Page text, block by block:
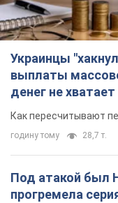
Украинцы
выплаты
денег не хватает
Как пересчитывают
годину тому 28,7 т.
Под атакой был
прогремела